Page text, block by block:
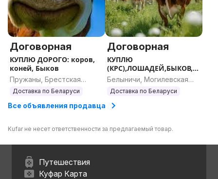
Договорная
КУПЛЮ ДОРОГО: коров,
коней, Быков
Пружаны, Брестская
область
Доставка по Беларуси
Договорная
КУПЛЮ
(КРС),ЛОШАДЕЙ,БЫКОВ,Д
ОРОГО
Белыничи, Могилевская
область
Доставка по Беларуси
Все объявления продавца
Kufar не несет ответственности за предлагаемый товар.
Путешествия
Куфар Карта